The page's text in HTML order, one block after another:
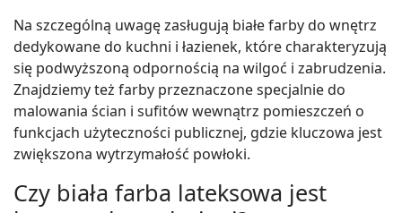
Na szczególną uwagę zasługują białe farby do wnętrz
dedykowane do kuchni i łazienek, które charakteryzują
się podwyższoną odpornością na wilgoć i zabrudzenia.
Znajdziemy też farby przeznaczone specjalnie do
malowania ścian i sufitów wewnątrz pomieszczeń o
funkcjach użyteczności publicznej, gdzie kluczowa jest
zwiększona wytrzymałość powłoki.
Czy biała farba lateksowa jest